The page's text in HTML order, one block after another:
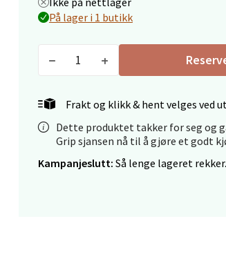
På lager i 1 butikk
Frakt og klikk & hent velges ved
Dette produktet takker for seg og
Grip sjansen nå til å gjøre et godt
Kampanjeslutt: Så lenge lageret rekker.
Velg